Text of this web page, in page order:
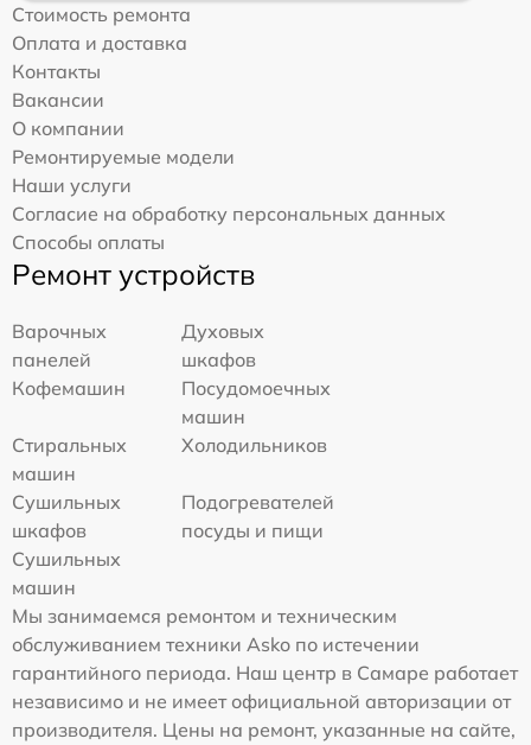
Стоимость ремонта
Оплата и доставка
Контакты
Вакансии
О компании
Ремонтируемые модели
Наши услуги
Согласие на обработку персональных данных
Способы оплаты
Ремонт устройств
Варочных
панелей
Духовых
шкафов
Кофемашин
Посудомоечных
машин
Стиральных
машин
Холодильников
Сушильных
шкафов
Подогревателей
посуды и пищи
Сушильных
машин
Мы занимаемся ремонтом и техническим
обслуживанием техники Asko по истечении
гарантийного периода. Наш центр в Самаре работает
независимо и не имеет официальной авторизации от
производителя. Цены на ремонт, указанные на сайте,